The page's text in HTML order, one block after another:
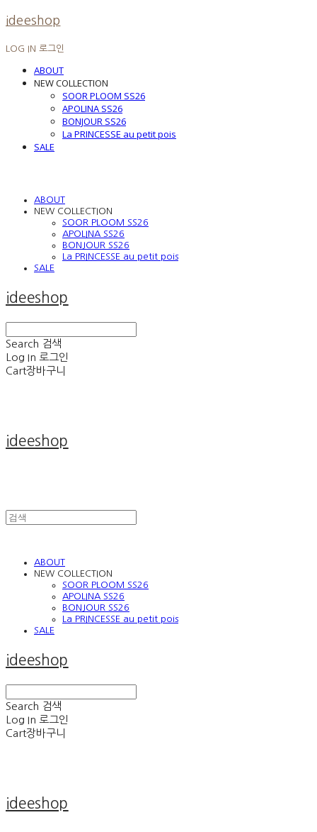
ideeshop
LOG IN 로그인
ABOUT
NEW COLLECTION
SOOR PLOOM SS26
APOLINA SS26
BONJOUR SS26
La PRINCESSE au petit pois
SALE
ABOUT
NEW COLLECTION
SOOR PLOOM SS26
APOLINA SS26
BONJOUR SS26
La PRINCESSE au petit pois
SALE
ideeshop
Search 검색
Log In 로그인
Cart장바구니
ideeshop
ABOUT
NEW COLLECTION
SOOR PLOOM SS26
APOLINA SS26
BONJOUR SS26
La PRINCESSE au petit pois
SALE
ideeshop
Search 검색
Log In 로그인
Cart장바구니
ideeshop